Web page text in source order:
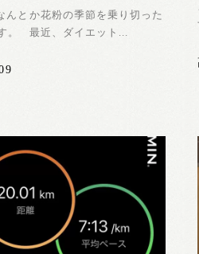
とか花粉の季節を乗り切った
。 最近、ダイエット...